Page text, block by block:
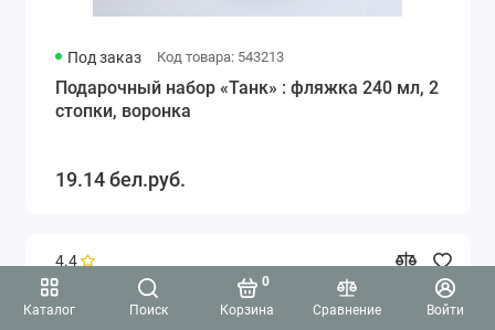
Каталог Поиск Корзина
0
Сравнение
Войти
Под заказ Код товара: 543213
Подарочный набор «Танк» : фляжка 240 мл, 2
стопки, воронка
19.14 бел.руб.
4.4